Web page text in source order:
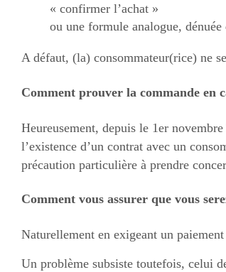
« confirmer l’achat »
ou une formule analogue, dénuée
A défaut, (la) consommateur(rice) ne
Comment prouver la commande en
Heureusement, depuis le 1er novembre
l’existence d’un contrat avec un
précaution particulière à prendre
Comment vous assurer que vous
Naturellement en exigeant un
Un problème subsiste toutefois, celui